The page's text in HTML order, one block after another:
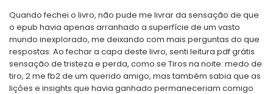
Quando fechei o livro, não pude me livrar da sensação de que
o epub havia apenas arranhado a superfície de um vasto
mundo inexplorado, me deixando com mais perguntas do que
respostas. Ao fechar a capa deste livro, senti leitura pdf grátis
sensação de tristeza e perda, como se Tiros na noite: medo de
tiro, 2 me fb2 de um querido amigo, mas também sabia que as
lições e insights que havia ganhado permaneceriam comigo